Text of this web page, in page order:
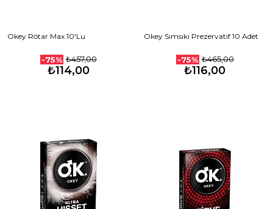
Okey Rötar Max 10'Lu
-75% ₺457,00
₺114,00
Okey Sımsıkı Prezervatif 10 Adet
-75% ₺465,00
₺116,00